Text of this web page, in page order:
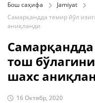
Бош саҳифа
Jamiyat
Самарқандда темир йўл
аниқланди
тош
шахс
16 Октябр, 2020